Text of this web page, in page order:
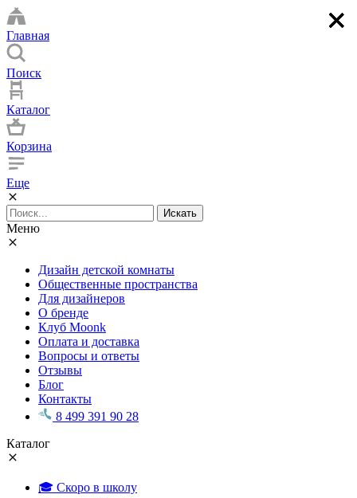
Главная
Поиск
Каталог
Корзина
Еще
Искать
Меню
Дизайн детской комнаты
Общественные пространства
Для дизайнеров
О бренде
Клуб Moonk
Оплата и доставка
Вопросы и ответы
Отзывы
Блог
Контакты
8 499 391 90 28
Каталог
🎓 Скоро в школу
×
×
×
×